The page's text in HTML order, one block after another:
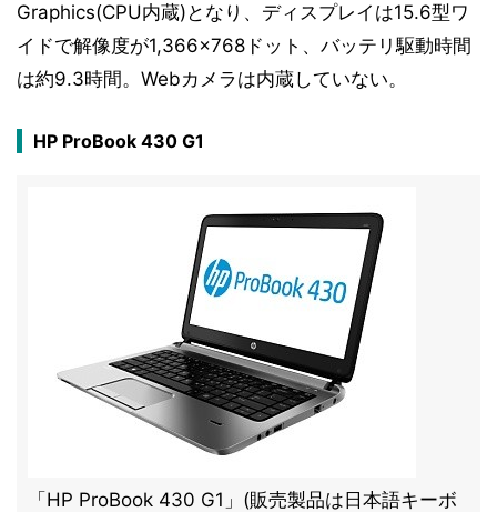
Graphics(CPU内蔵)となり、ディスプレイは15.6型ワ
イドで解像度が1,366×768ドット、バッテリ駆動時間
は約9.3時間。Webカメラは内蔵していない。
HP ProBook 430 G1
「HP ProBook 430 G1」(販売製品は日本語キーボ